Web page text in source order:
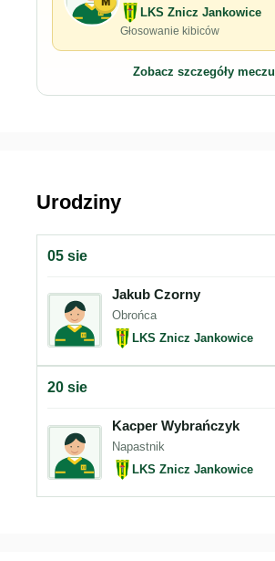
LKS Znicz Jankowice
Głosowanie kibiców
Zobacz szczegóły meczu
Urodziny
05 sie
Jakub Czorny
Obrońca
LKS Znicz Jankowice
20 sie
Kacper Wybrańczyk
Napastnik
LKS Znicz Jankowice